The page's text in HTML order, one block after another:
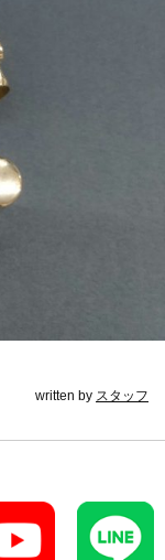
written by スタッフ